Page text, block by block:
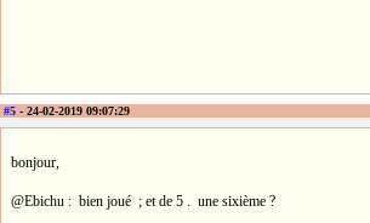
#5 - 24-02-2019 09:07:29
bonjour,
@Ebichu : bien joué ; et de 5 . une sixième ?